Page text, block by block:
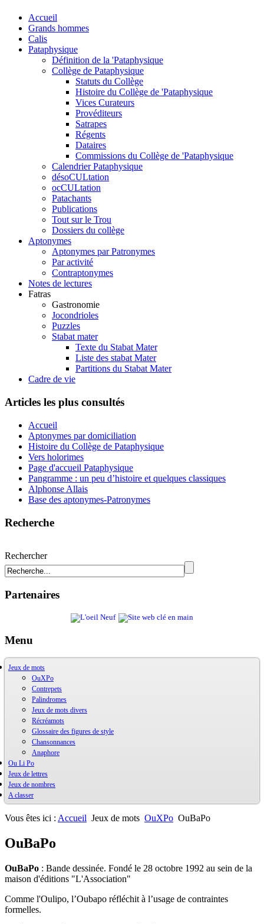
Accueil
Grands hommes
Calis
Pataphysique
Définition de la 'Pataphysique
Collège de Pataphysique
Statuts du Collège
Histoire du Collège de 'Pataphysique
Vices Curateurs
Provéditeurs
Satrapes
Régents
Dataires
Commissions du Collège de 'Pataphysique
Calendrier Pataphysique
désoCULtation
ocCULtation
Patachants
Publications
Tout sur le Trou
Dossiers du collège
Aptonymes
Aptonymes par Patronymes
Par activité
Contraptonymes
Notes de lectures
Fatras
Gastronomie
Jocondrioles
Puzzles
Stabat mater
Texte du Stabat Mater
Liste des stabat Mater
Partitions du Stabat Mater
Cadre de vie
Articles les plus consultés
Accueil
Aptonymes par domiciliation
Histoire du Collège de Pataphysique
Vers holorimes
Page d'accueil Pataphysique
Pangramme : un peu d’histoire et quelques classiques
Alphonse Allais
Base des aptonymes-Patronymes
Recherche
Rechercher
Partenaires
Menu
Jeux de mots
OuXPo
Contrepets
Palindromes
Jeux de mots divers
Récréamots
Glossaire des figures de style
Chansonnances
Anaphore
Ou Li Po
OuLiPo
Base de la Bibliothèque Oulipienne
Oulipiens
G. Perec
Bibliographie
Ecrit par des oulipiens
Jeux de lettres
Jeux de nombres
Ludimath
Base Ludimath
Ludimaths : bibliographie
Carrés magiques
Jouez carré
A classer
Vous êtes ici : Accueil Jeux de mots OuXPo OuBaPo
OuBaPo
OuBaPo : Bande dessinée. Fondé le 28 octobre 1992 au sein de la
maison d'éditions "L'Association"
Comme l'Oulipo, l’Oubapo réfléchit à l’usage de contraintes
formelles.